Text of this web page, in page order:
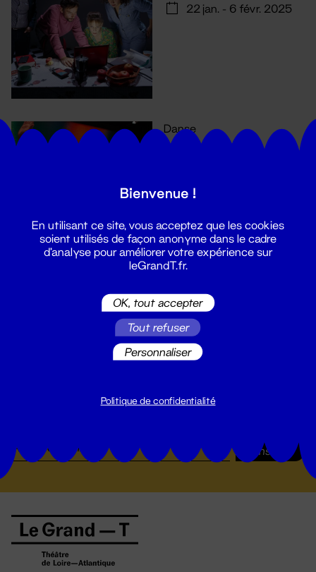
22 jan. - 6 févr. 2025
Danse
SIMPLE
Suivez toutes les actualités du
S'inscrire
Bienvenue !
En utilisant ce site, vous acceptez que les cookies
soient utilisés de façon anonyme dans le cadre
d'analyse pour améliorer votre expérience sur
leGrandT.fr.
OK, tout accepter
Tout refuser
Personnaliser
Politique de confidentialité